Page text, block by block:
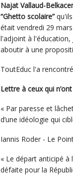
Najat Vallaud-
“Ghetto scolaire”
était vendredi 29
l'adjoint à l'éducation,
aboutir à une
ToutEduc l'a
Lettre à ceux qui
« Par paresse et
d’une idéologie qui
Iannis Roder - Le
« Le départ anticipé
défaite pour la